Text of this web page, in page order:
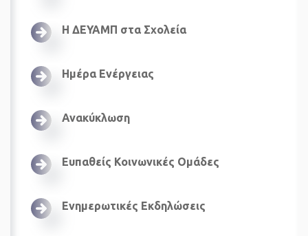
Η ΔΕΥΑΜΠ στα Σχολεία
Ημέρα Ενέργειας
Ανακύκλωση
Ευπαθείς Κοινωνικές Ομάδες
Ενημερωτικές Εκδηλώσεις